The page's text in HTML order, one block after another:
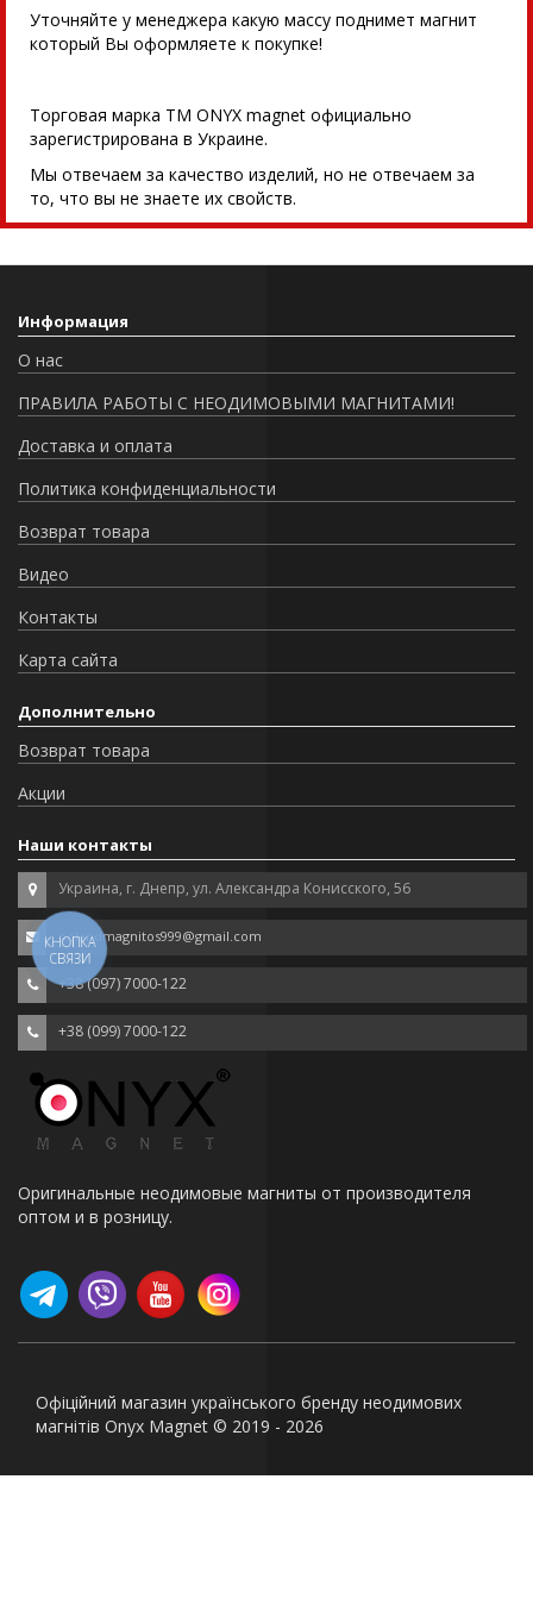
Уточняйте у менеджера какую массу поднимет магнит
который Вы оформляете к покупке!
Торговая марка TM ONYX magnet официально
зарегистрирована в Украине.
Мы отвечаем за качество изделий, но не отвечаем за
то, что вы не знаете их свойств.
Информация
О нас
ПРАВИЛА РАБОТЫ С НЕОДИМОВЫМИ МАГНИТАМИ!
Доставка и оплата
Политика конфиденциальности
Возврат товара
Видео
Контакты
Карта сайта
Дополнительно
Возврат товара
Акции
Наши контакты
Украина, г. Днепр, ул. Александра Конисского, 56
polandmagnitos999@gmail.com
+38 (097) 7000-122
+38 (099) 7000-122
Оригинальные неодимовые магниты от производителя
оптом и в розницу.
Офіційний магазин українського бренду неодимових
магнітів Onyx Magnet © 2019 - 2026
КНОПКА
СВЯЗИ